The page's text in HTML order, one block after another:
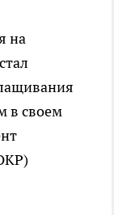
на
в своем